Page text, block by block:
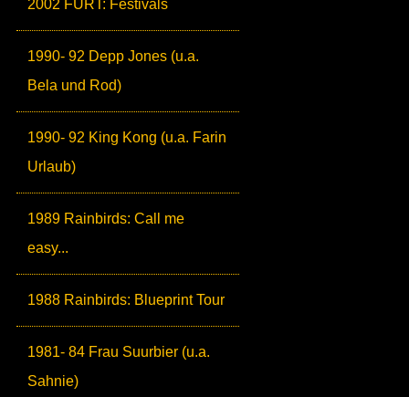
2002 FURT: Festivals
1990- 92 Depp Jones (u.a.
Bela und Rod)
1990- 92 King Kong (u.a. Farin
Urlaub)
1989 Rainbirds: Call me
easy...
1988 Rainbirds: Blueprint Tour
1981- 84 Frau Suurbier (u.a.
Sahnie)